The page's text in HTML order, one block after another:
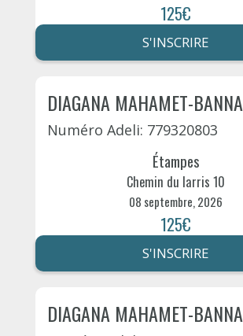
125€
S'INSCRIRE
DIAGANA MAHAMET-BANNA
Numéro Adeli: 779320803
Étampes
Chemin du larris 10
08 septembre, 2026
125€
S'INSCRIRE
DIAGANA MAHAMET-BANNA